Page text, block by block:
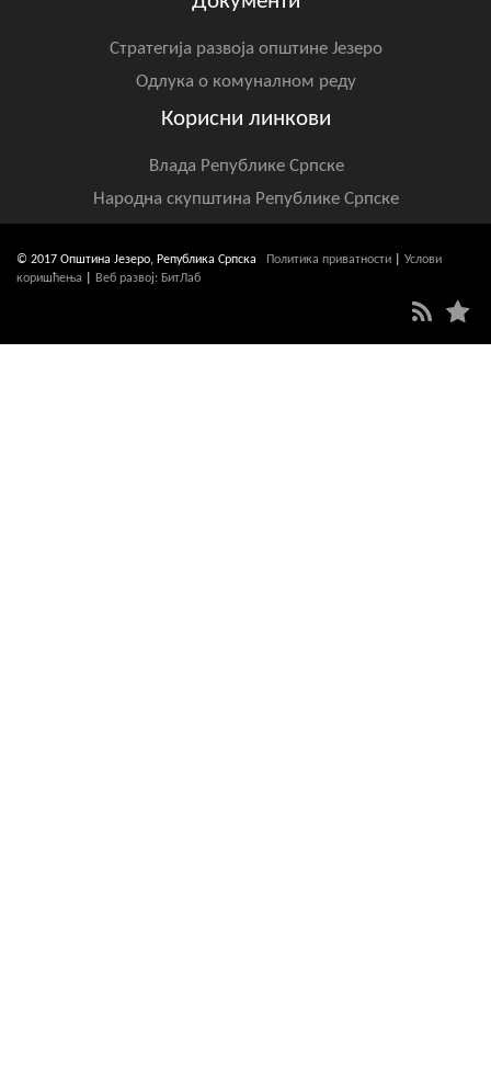
Стратегија развоја општине Језеро
Одлука о комуналном реду
Корисни линкови
Влада Републике Српске
Народна скупштина Републике Српске
© 2017 Општина Језеро, Република Српска Политика приватности
Услови
коришћења
Веб развој: БитЛаб